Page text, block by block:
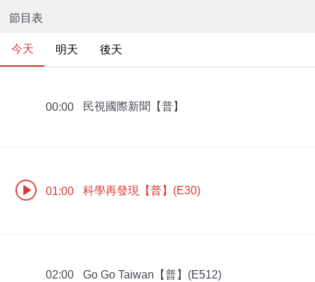
節目表
今天 明天 後天
00:00 民視國際新聞【普】
01:00 科學再發現【普】(E30)
02:00 Go Go Taiwan【普】(E512)